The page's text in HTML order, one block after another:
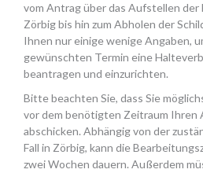
vom Antrag über das Aufstellen
Zörbig bis hin zum Abholen der
Ihnen nur einige wenige Angaben,
gewünschten Termin eine
beantragen und einzurichten.
Bitte beachten Sie, dass Sie
vor dem benötigten Zeitraum Ihren
abschicken. Abhängig von der
Fall in Zörbig, kann die
zwei Wochen dauern. Außerdem